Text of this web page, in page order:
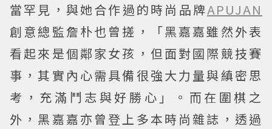
當罕見，與她合作過的時尚品牌APUJAN
創意總監詹朴也曾搓，「黑嘉嘉雖然外表
看起來是個鄰家女孩，但面對國際競技賽
事，其實內心需具備很強大力量與縝密思
考，充滿鬥志與好勝心」。而在圍棋之
外，黑嘉嘉亦曾登上多本時尚雜誌，透過